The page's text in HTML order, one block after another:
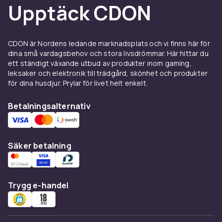
avlägsna framtider som lockar mest hittar du
rätt bland vårascience fiction-böcker
filmatiseringar somBlade Runner, tillsammans
med moderna favoriter somUppdrag Hail
Maryoch böcker frånStar Wars -
universumet.
Fantasy och science fiction
för barn och ungdomar
yngre läsare. Letar du efter fantasy böcker för
barn eller spännande science fiction för
ungdomar kan det också vara värt att kika
blandungdomsböcker
hittar fler äventyr anpassade efter ålder och
läsnivå.
Upptäck CDON
CDON är Nordens ledande marknadsplats och vi finns här för
dina små vardagsbehov och stora livsdrömmar. Här hittar du
ett ständigt växande utbud av produkter inom gaming,
leksaker och elektronik till trädgård, skönhet och produkter
för dina husdjur. Prylar för livet helt enkelt.
Betalningsalternativ
Säker betalning
Trygg e-handel